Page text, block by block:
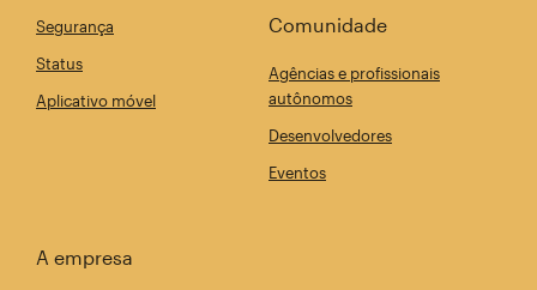
Segurança
Status
Aplicativo móvel
Comunidade
Agências e profissionais
autônomos
Desenvolvedores
Eventos
A empresa